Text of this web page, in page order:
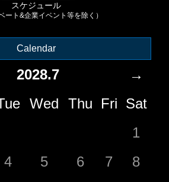
スケジュール
ート&企業イベント等を除く）
Calendar
2028.7
→
Wed Thu Fri Sat
1
4 5 6 7
8